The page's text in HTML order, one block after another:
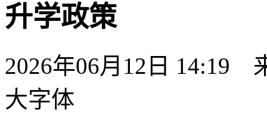
升学政策
2026年06月12日 14:19
大字体